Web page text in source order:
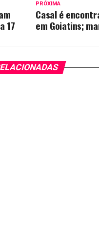
PRÓXIMA
Casal é
em Goiatins;
17